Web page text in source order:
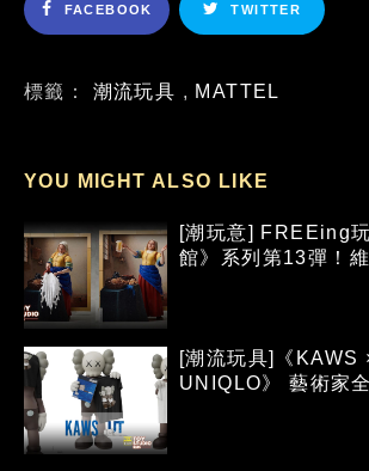
FACEBOOK TWITTER
標籤： 潮流玩具 , MATTEL
YOU MIGHT ALSO LIKE
[潮玩意] FREEing
館》系列第13彈！
[潮流玩具]《KAWS
UNIQLO》 藝術家